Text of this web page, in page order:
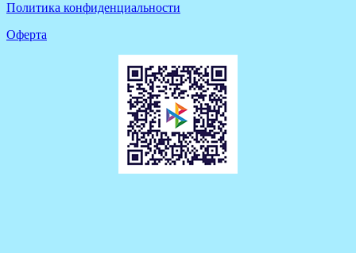
Политика конфиденциальности
Оферта